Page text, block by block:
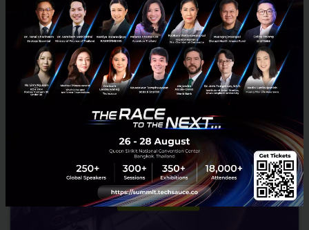
News InVent Krungsri Startitup AIS the StartUp